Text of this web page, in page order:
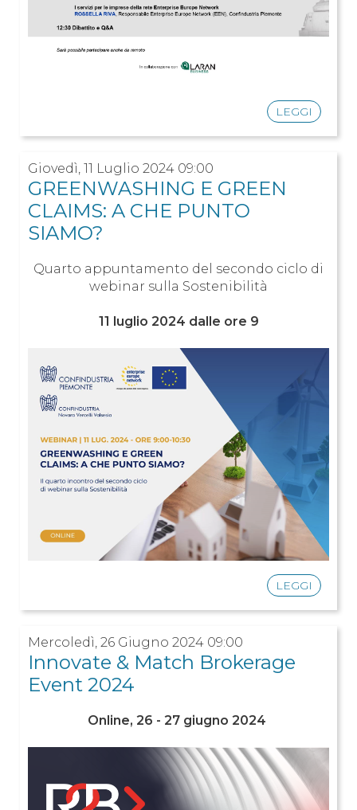
LEGGI
Giovedì, 11 Luglio 2024 09:00
GREENWASHING E GREEN
CLAIMS: A CHE PUNTO
SIAMO?
Quarto appuntamento del secondo ciclo di
webinar sulla Sostenibilità
11 luglio 2024 dalle ore 9
LEGGI
Mercoledì, 26 Giugno 2024 09:00
Innovate & Match Brokerage
Event 2024
Online, 26 - 27 giugno 2024